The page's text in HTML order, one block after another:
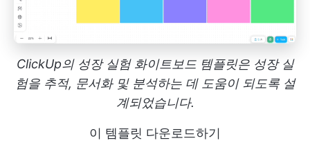
ClickUp의 성장 실험 화이트보드 템플릿은 성장 실
험을 추적, 문서화 및 분석하는 데 도움이 되도록 설
계되었습니다.
이 템플릿 다운로드하기